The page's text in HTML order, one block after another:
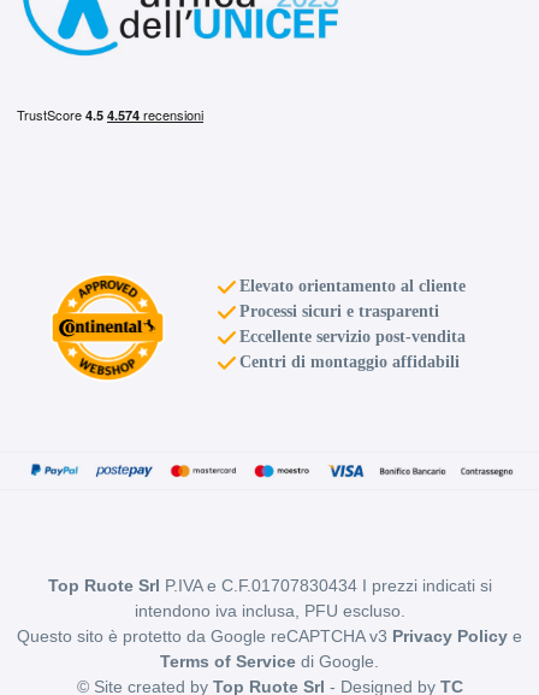
Elevato orientamento al cliente
Processi sicuri e trasparenti
Eccellente servizio post-vendita
Centri di montaggio affidabili
Top Ruote Srl P.IVA e C.F.01707830434 I prezzi indicati si
intendono iva inclusa, PFU escluso.
Questo sito è protetto da Google reCAPTCHA v3 Privacy Policy e
Terms of Service di Google.
© Site created by Top Ruote Srl - Designed by TC